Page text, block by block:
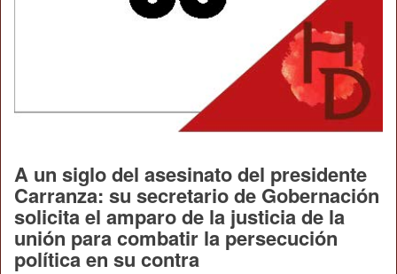
A un siglo del asesinato del presidente
Carranza: su secretario de Gobernación
solicita el amparo de la justicia de la
unión para combatir la persecución
política en su contra